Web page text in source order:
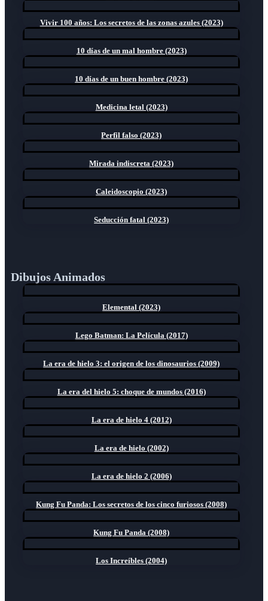
Vivir 100 años: Los secretos de las zonas azules (2023)
10 días de un mal hombre (2023)
10 días de un buen hombre (2023)
Medicina letal (2023)
Perfil falso (2023)
Mirada indiscreta (2023)
Caleidoscopio (2023)
Seducción fatal (2023)
Dibujos Animados
Elemental (2023)
Lego Batman: La Película (2017)
La era de hielo 3: el origen de los dinosaurios (2009)
La era del hielo 5: choque de mundos (2016)
La era de hielo 4 (2012)
La era de hielo (2002)
La era de hielo 2 (2006)
Kung Fu Panda: Los secretos de los cinco furiosos (2008)
Kung Fu Panda (2008)
Los Increíbles (2004)